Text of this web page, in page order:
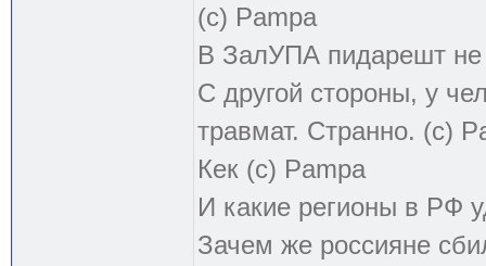
(с) Pampa
В ЗалУПА пидарешт не
С другой стороны, у
травмат. Странно. (с)
Кек (с) Pampa
И какие регионы в РФ
Зачем же россияне